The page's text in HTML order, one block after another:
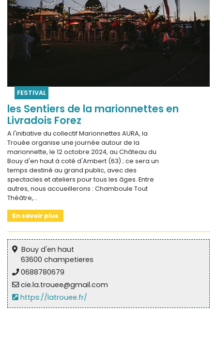
FESTIVAL
les Sentiers de la marionnettes en
Livradois Forez
A l'initiative du collectif Marionnettes AURA, la
Trouée organise une journée autour de la
marionnette, le 12 octobre 2024, au Château du
Bouy d'en haut à coté d'Ambert (63) ; ce sera un
temps destiné au grand public, avec des
spectacles et ateliers pour tous les âges. Entre
autres, nous accueillerons : Chamboule Tout
Théâtre,…
En savoir plus
Bouy d'en haut
63600 champetieres
0688780679
cie.la.trouee@gmail.com
https://latrouee.fr/